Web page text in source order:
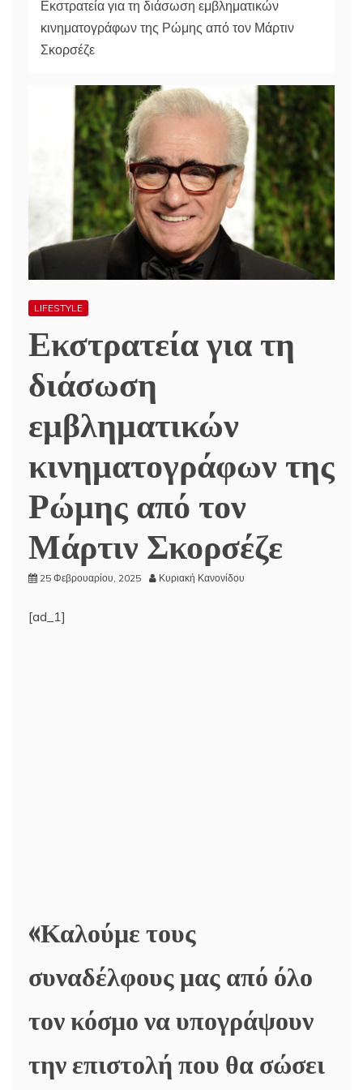
Εκστρατεία για τη διάσωση εμβληματικών
κινηματογράφων της Ρώμης από τον Μάρτιν
Σκορσέζε
LIFESTYLE
Εκστρατεία για τη
διάσωση
εμβληματικών
κινηματογράφων της
Ρώμης από τον
Μάρτιν Σκορσέζε
25 Φεβρουαρίου, 2025 Κυριακή Κανονίδου
[ad_1]
«Καλούμε τους
συναδέλφους μας από όλο
τον κόσμο να υπογράψουν
την επιστολή που θα σώσει